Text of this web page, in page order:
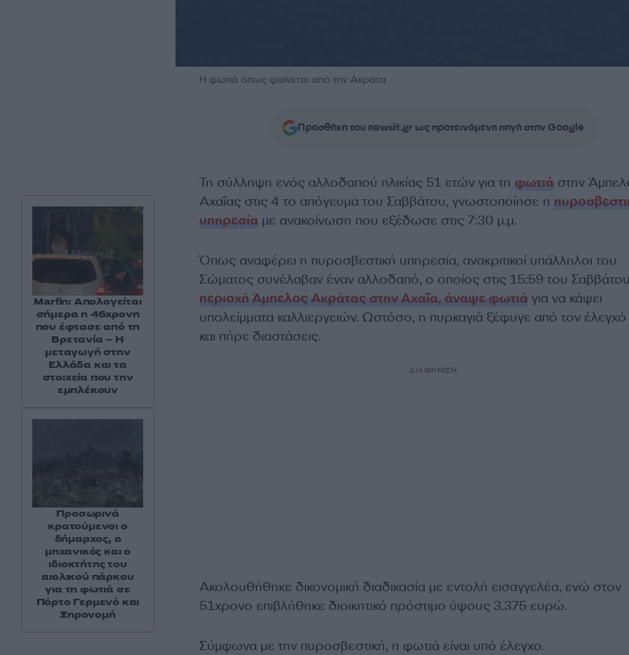
Η φωτιά όπως φαίνεται από την Ακράτα
Προσθήκη του newsit.gr ως προτεινόμενη πηγή στην Google
Τη σύλληψη ενός αλλοδαπού ηλικίας 51 ετών για τη φωτιάστην
Αχαΐας στις 4 το απόγευμα του Σαββάτου, γνωστοποίησε η
υπηρεσίαμε ανακοίνωση που εξέδωσε στις 7:30 μ.μ.
Όπως αναφέρει η πυροσβεστική υπηρεσία, ανακριτικοί υπάλληλοι του
Σώματος συνέλαβαν έναν αλλοδαπό, ο οποίος στις 15:59 του Σαββάτου
περιοχή Άμπελος Ακράτας στην Αχαΐα, άναψε φωτιάγια να κάψει
υπολείμματα καλλιεργειών. Ωστόσο, η πυρκαγιά ξέφυγε από τον έλεγχό
και πήρε διαστάσεις.
ΔΙΑΦΗΜΙΣΗ
Ακολουθήθηκε δικονομική διαδικασία με εντολή εισαγγελέα, ενώ στον
51χρονο επιβλήθηκε διοικητικό πρόστιμο ύψους 3.375 ευρώ.
Σύμφωνα με την πυροσβεστική, η φωτιά είναι υπό έλεγχο.
Marfin: Απολογείται
σήμερα η 46χρονη
που έφτασε από τη
Βρετανία – Η
μεταγωγή στην
Ελλάδα και τα
στοιχεία που την
εμπλέκουν
Προσωρινά
κρατούμενοι ο
δήμαρχος, ο
μηχανικός και ο
ιδιοκτήτης του
αιολικού πάρκου
για τη φωτιά σε
Πόρτο Γερμενό και
Ξηρονομή